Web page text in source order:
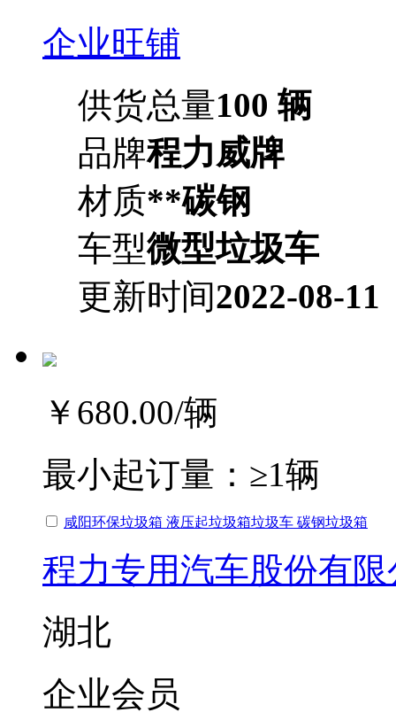
企业旺铺
供货总量100 辆
品牌程力威牌
材质**碳钢
车型微型垃圾车
更新时间2022-08-11
￥680.00/辆
最小起订量： ≥1辆
咸阳环保垃圾箱 液压起垃圾箱垃圾车 碳钢垃圾箱
程力专用汽车股份有限
湖北
企业会员